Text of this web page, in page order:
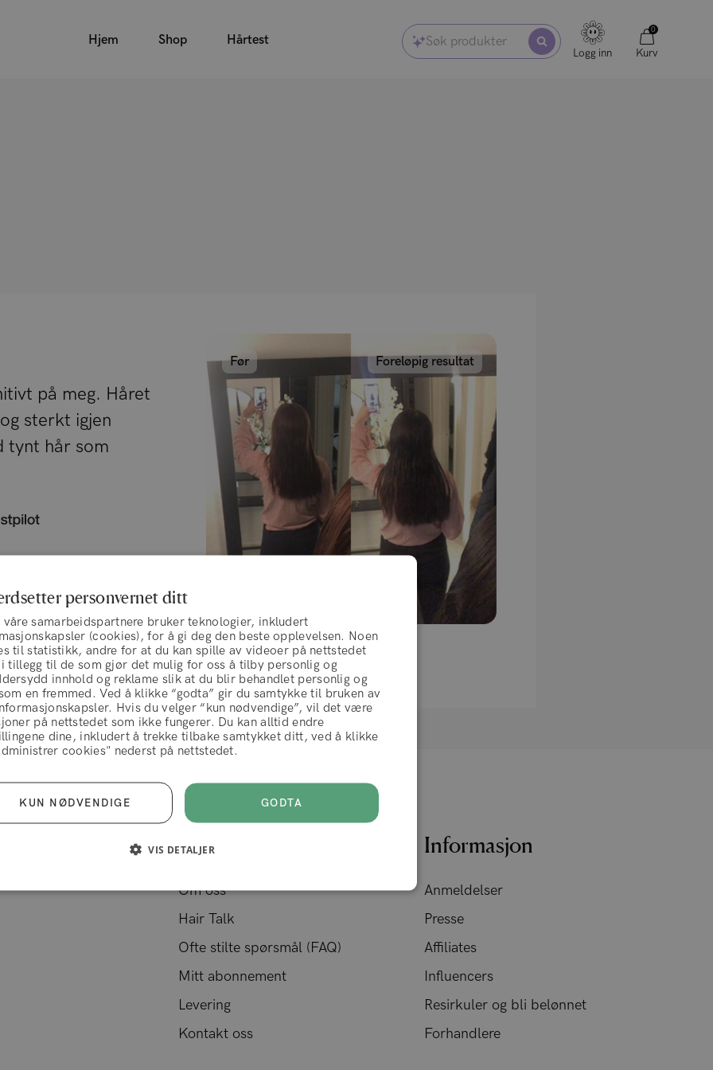
Hjem Shop Hårtest Søk produkter
Logg inn
0
Kurv
på meg. Håret
sterkt igjen
tynt hår som
til person.
Før Foreløpig resultat
vilkår og betingelser
Kundeservice
Om oss
Hair Talk
Ofte stilte spørsmål (FAQ)
Mitt abonnement
Levering
Kontakt oss
Informasjon
Anmeldelser
Presse
Affiliates
Influencers
Resirkuler og bli belønnet
Forhandlere
personvernet ditt
våre samarbeidspartnere bruker teknologier, inkludert
(cookies), for å gi deg den beste opplevelsen. Noen
til statistikk, andre for at du kan spille av videoer på nettstedet
tillegg til de som gjør det mulig for oss å tilby personlig og
innhold og reklame slik at du blir behandlet personlig og
en fremmed. Ved å klikke “godta” gir du samtykke til bruken av
Hvis du velger “kun nødvendige”, vil det være
på nettstedet som ikke fungerer. Du kan alltid endre
dine, inkludert å trekke tilbake samtykket ditt, ved å klikke
cookies" nederst på nettstedet.
GODTA
KUN NØDVENDIGE
VIS DETALJER